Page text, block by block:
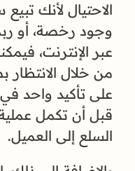
الاحتيال لأنك
وجود رخصة، أو
عبر الإنترنت،
من خلال
على تأكيد واحد
قبل أن تكمل
السلع إلى العميل.